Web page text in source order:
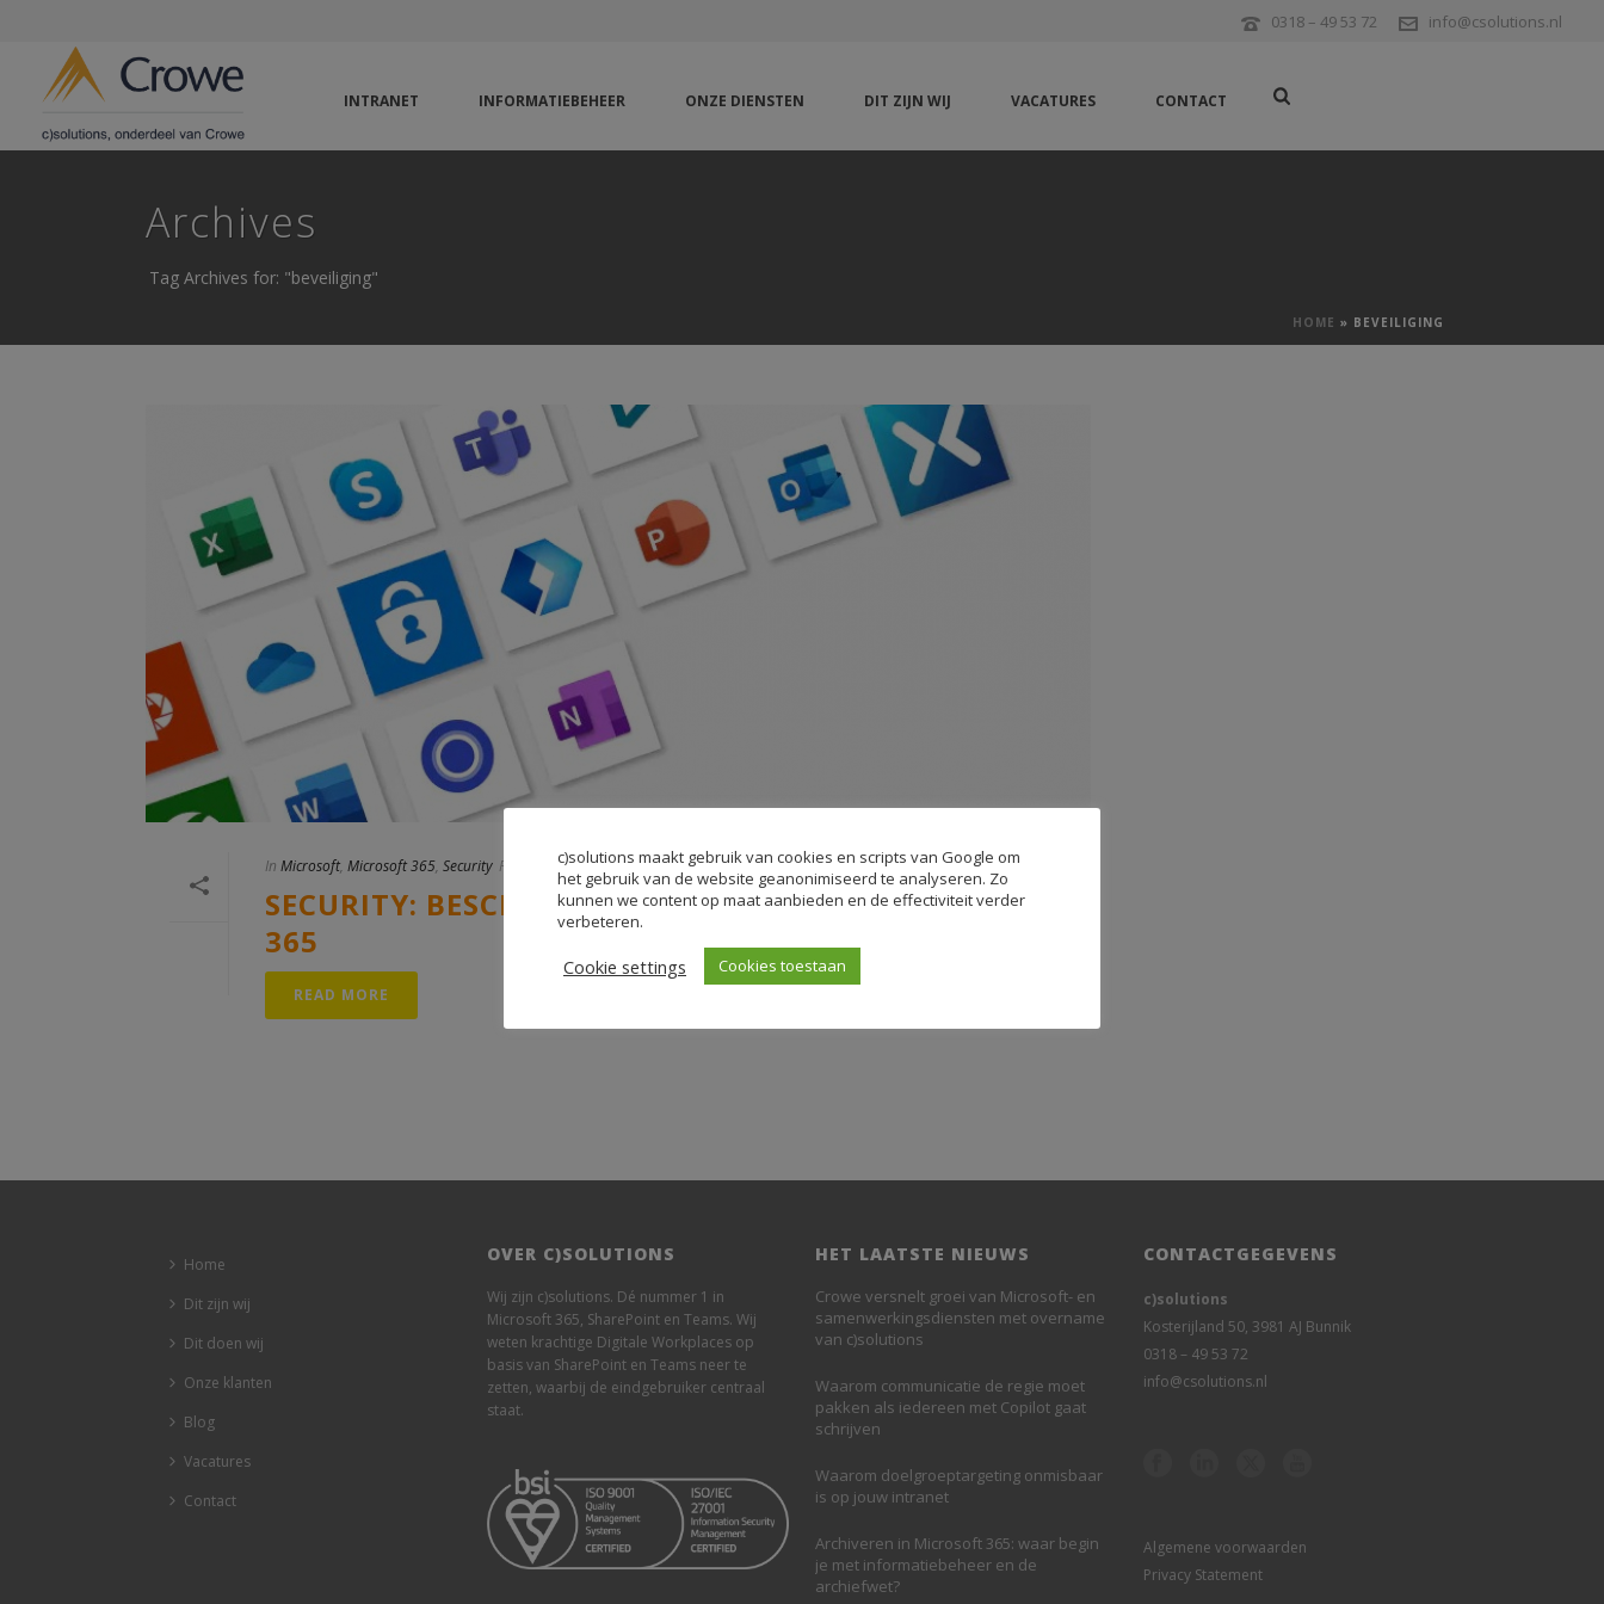
0318 – 49 53 72 info@csolutions.nl
INTRANET INFORMATIEBEHEER ONZE DIENSTEN DIT ZIJN WIJ VACATURES CONTACT
Archives
Tag Archives for: "beveiliging"
HOME » BEVEILIGING
In Microsoft, Microsoft 365, Security Posted 04-06-2020
SECURITY: BESCHERM JE BEDRIJF MET MICROSOFT
365
READ MORE
Home
Dit zijn wij
Dit doen wij
Onze klanten
Blog
Vacatures
Contact
OVER C)SOLUTIONS
Wij zijn c)solutions. Dé nummer 1 in
Microsoft 365, SharePoint en Teams. Wij
weten krachtige Digitale Workplaces op
basis van SharePoint en Teams neer te
zetten, waarbij de eindgebruiker centraal
staat.
HET LAATSTE NIEUWS
Crowe versnelt groei van Microsoft- en
samenwerkingsdiensten met overname
van c)solutions
Waarom communicatie de regie moet
pakken als iedereen met Copilot gaat
schrijven
Waarom doelgroeptargeting onmisbaar
is op jouw intranet
Archiveren in Microsoft 365: waar begin
je met informatiebeheer en de
archiefwet?
CONTACTGEGEVENS
c)solutions
Kosterijland 50, 3981 AJ Bunnik
0318 – 49 53 72
info@csolutions.nl
Algemene voorwaarden
Privacy Statement
c)solutions maakt gebruik van cookies en scripts van Google om
het gebruik van de website geanonimiseerd te analyseren. Zo
kunnen we content op maat aanbieden en de effectiviteit verder
verbeteren.
Cookie settings Cookies toestaan